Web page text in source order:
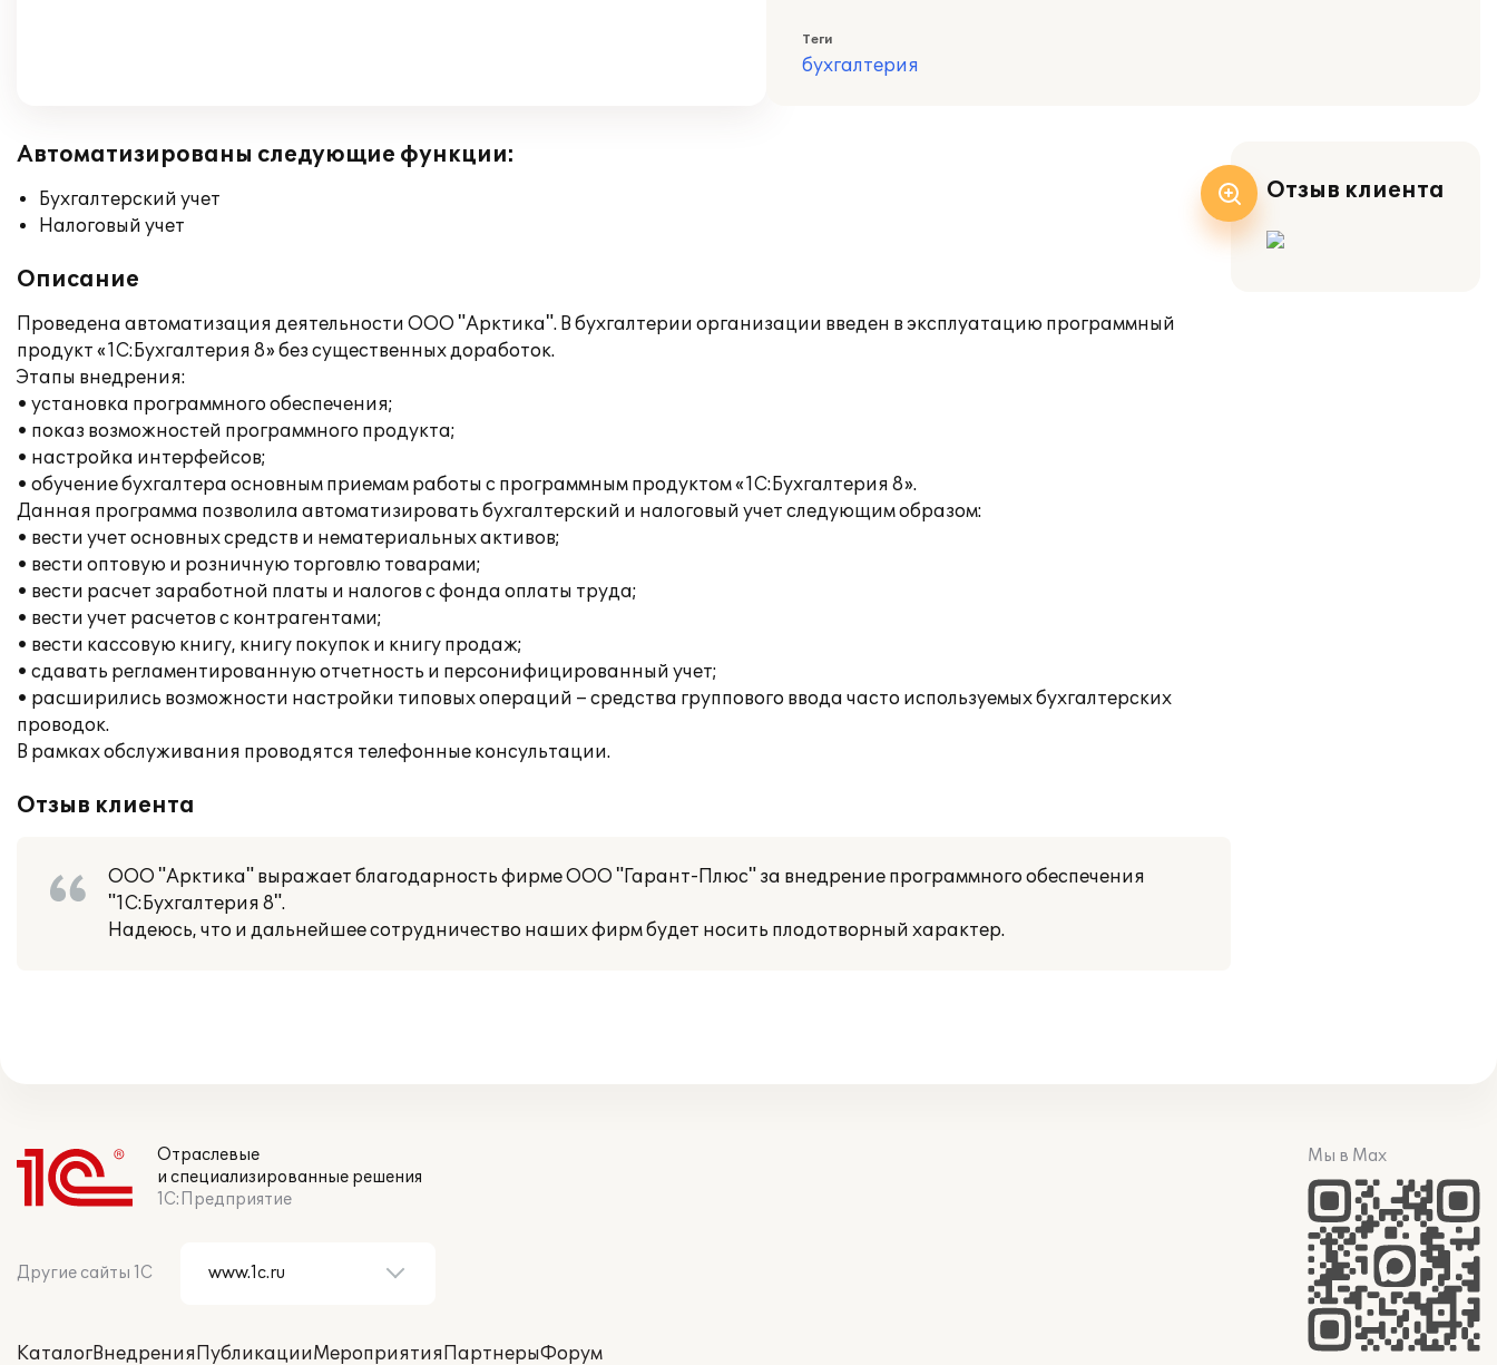
Теги
бухгалтерия
Автоматизированы следующие функции:
Бухгалтерский учет
Налоговый учет
Описание
Проведена автоматизация деятельности ООО "Арктика". В бухгалтерии организации введен в эксплуатацию программный
продукт «1C:Бухгалтерия 8» без существенных доработок.
Этапы внедрения:
• установка программного обеспечения;
• показ возможностей программного продукта;
• настройка интерфейсов;
• обучение бухгалтера основным приемам работы с программным продуктом «1С:Бухгалтерия 8».
Данная программа позволила автоматизировать бухгалтерский и налоговый учет следующим образом:
• вести учет основных средств и нематериальных активов;
• вести оптовую и розничную торговлю товарами;
• вести расчет заработной платы и налогов с фонда оплаты труда;
• вести учет расчетов с контрагентами;
• вести кассовую книгу, книгу покупок и книгу продаж;
• сдавать регламентированную отчетность и персонифицированный учет;
• расширились возможности настройки типовых операций – средства группового ввода часто используемых бухгалтерских
проводок.
В рамках обслуживания проводятся телефонные консультации.
Отзыв клиента
ООО "Арктика" выражает благодарность фирме ООО "Гарант-Плюс" за внедрение программного обеспечения
"1С:Бухгалтерия 8".
Надеюсь, что и дальнейшее сотрудничество наших фирм будет носить плодотворный характер.
Отзыв клиента
Отраслевые
и специализированные решения
1С:Предприятие
Другие сайты 1С
КаталогВнедренияПубликацииМероприятияПартнерыФорум
Мы в Max